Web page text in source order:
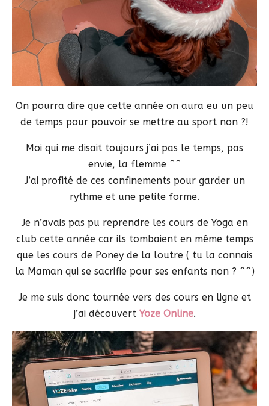
On pourra dire que cette année on aura eu un peu
de temps pour pouvoir se mettre au sport non ?!
Moi qui me disait toujours j’ai pas le temps, pas
envie, la flemme ^^
J’ai profité de ces confinements pour garder un
rythme et une petite forme.
Je n’avais pas pu reprendre les cours de Yoga en
club cette année car ils tombaient en même temps
que les cours de Poney de la loutre ( tu la connais
la Maman qui se sacrifie pour ses enfants non ? ^^)
Je me suis donc tournée vers des cours en ligne et
j’ai découvert Yoze Online.